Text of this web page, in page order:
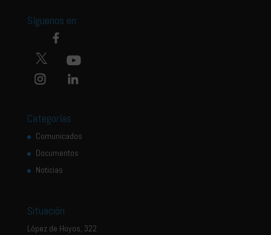
Síguenos en:
Categorías
Comunicados
Documentos
Noticias
Situación
López de Hoyos, 322